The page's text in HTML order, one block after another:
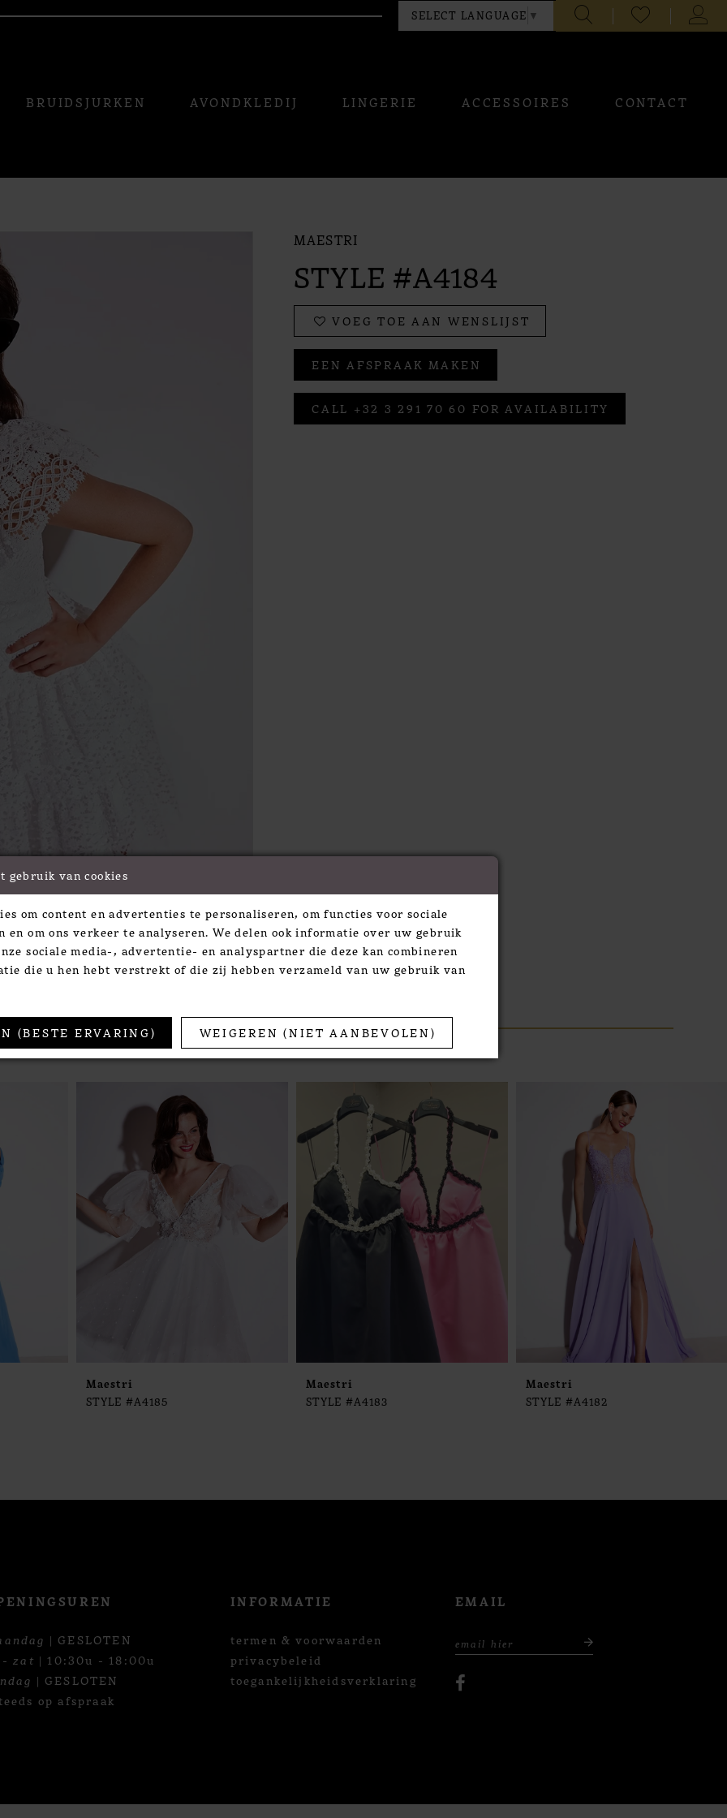
SELECT LANGUAGE ▼
CHECK
WISHLIST
BRUIDSJURKEN AVONDKLEDIJ LINGERIE ACCESSOIRES CONTACT
Click to zoom
Click to zoom
SHARE:
MAESTRI
STYLE #A4184
VOEG TOE AAN WENSLIJST
EEN AFSPRAAK MAKEN
CALL +32 3 291 70 60 FOR AVAILABILITY
Maestri
STYLE #A4185
Maestri
STYLE #A4183
Maestri
STYLE #A4182
| GESLOTEN
zat | 10:30u - 18:00u
| GESLOTEN
op afspraak
INFORMATIE
termen & voorwaarden
privacybeleid
toegankelijkheidsverklaring
EMAIL
gebruik van cookies
om content en advertenties te personaliseren, om functies voor sociale
en om ons verkeer te analyseren. We delen ook informatie over uw gebruik
sociale media-, advertentie- en analyspartner die deze kan combineren
die u hen hebt verstrekt of die zij hebben verzameld van uw gebruik van
(BESTE ERVARING) WEIGEREN (NIET AANBEVOLEN)